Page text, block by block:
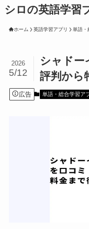
シロの英語学習
ホーム 英語学習アプリ 単語・
シャドー
評判から
2026
5/12
広告 単語・総合学習ア